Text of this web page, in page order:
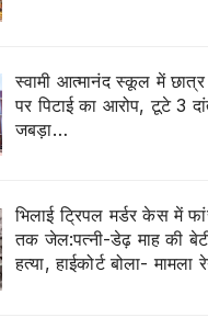
स्वामी आत्मानंद स्कूल में
पर पिटाई का आरोप, टूटे 3
जबड़ा…
भिलाई ट्रिपल मर्डर केस में
तक जेल:पत्नी-डेढ़ माह की
हत्या, हाईकोर्ट बोला- मामला